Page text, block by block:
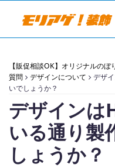
【販促相談OK】オリジナルの
質問
デザインについて
デザ
いでしょうか？
デザインは
いる通り製
しょうか？